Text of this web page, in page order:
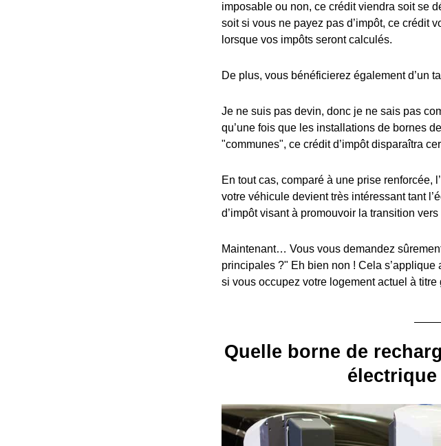
imposable ou non, ce crédit viendra soit se
soit si vous ne payez pas d’impôt, ce crédit
lorsque vos impôts seront calculés.
De plus, vous bénéficierez également d’un
Je ne suis pas devin, donc je ne sais pas
qu’une fois que les installations de bornes
"communes", ce crédit d’impôt disparaîtra
En tout cas, comparé à une prise renforcée,
votre véhicule devient très intéressant tant
d’impôt visant à promouvoir la transition
Maintenant… Vous vous demandez
principales ?" Eh bien non ! Cela
si vous occupez votre logement actuel à titre
Quelle borne de
électrique